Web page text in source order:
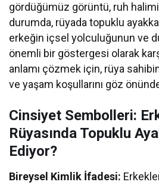
gördüğümüz görüntü, ruh
durumda, rüyada topuklu
erkeğin içsel yolculuğunun ve
önemli bir göstergesi olarak
anlamı çözmek için, rüya
ve yaşam koşullarını göz
Cinsiyet Sembolleri:
Rüyasında Topuklu
Ediyor?
Bireysel Kimlik İfadesi: